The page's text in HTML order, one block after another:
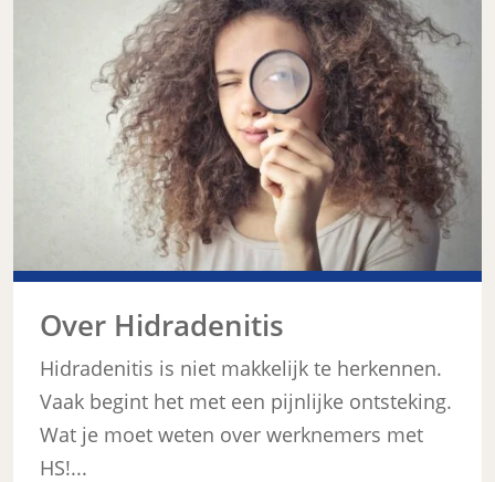
Over Hidradenitis
Hidradenitis is niet makkelijk te herkennen.
Vaak begint het met een pijnlijke ontsteking.
Wat je moet weten over werknemers met
HS!...